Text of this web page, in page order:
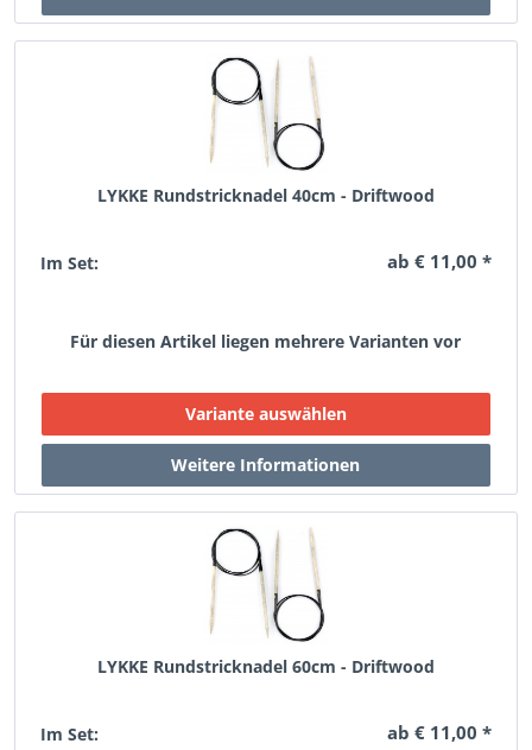
LYKKE Rundstricknadel 40cm - Driftwood
Im Set: ab € 11,00 *
Für diesen Artikel liegen mehrere Varianten vor
LYKKE Rundstricknadel 60cm - Driftwood
Im Set: ab € 11,00 *